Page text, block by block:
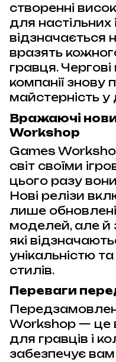
створенні
для настільних
відзначається
вразять
гравця. Чергові
компанії знову
майстерність у
Вражаючі
Workshop
Games
світ своїми
цього разу
Нові релізи
лише обновлені
моделей, але й
які
унікальністю
стилів.
Переваги
Workshop — це
для гравців і
забезпечує